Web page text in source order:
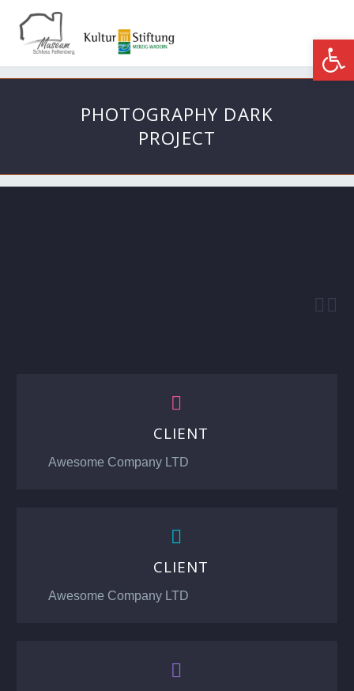
PHOTOGRAPHY DARK
PROJECT
 


CLIENT
Awesome Company LTD


CLIENT
Awesome Company LTD

